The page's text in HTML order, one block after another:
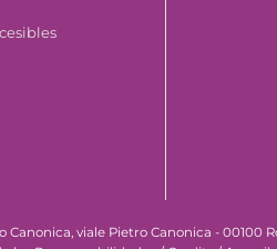
Canonica, viale Pietro Canonica - 00100